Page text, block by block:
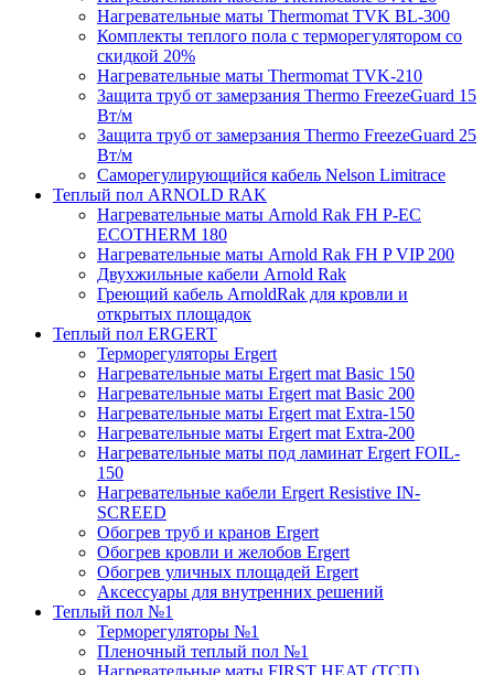
Нагревательные маты Thermomat TVK BL-300
Комплекты теплого пола с терморегулятором со
скидкой 20%
Нагревательные маты Thermomat TVK-210
Защита труб от замерзания Thermo FreezeGuard 15
Вт/м
Защита труб от замерзания Thermo FreezeGuard 25
Вт/м
Саморегулирующийся кабель Nelson Limitrace
Теплый пол ARNOLD RAK
Нагревательные маты Arnold Rak FH P-EC
ECOTHERM 180
Нагревательные маты Arnold Rak FH P VIP 200
Двухжильные кабели Arnold Rak
Греющий кабель ArnoldRak для кровли и
открытых площадок
Теплый пол ERGERT
Терморегуляторы Ergert
Нагревательные маты Ergert mat Basic 150
Нагревательные маты Ergert mat Basic 200
Нагревательные маты Ergert mat Extra-150
Нагревательные маты Ergert mat Extra-200
Нагревательные маты под ламинат Ergert FOIL-
150
Нагревательные кабели Ergert Resistive IN-
SCREED
Обогрев труб и кранов Ergert
Обогрев кровли и желобов Ergert
Обогрев уличных площадей Ergert
Аксессуары для внутренних решений
Теплый пол №1
Терморегуляторы №1
Пленочный теплый пол №1
Нагревательные маты FIRST HEAT (ТСП)